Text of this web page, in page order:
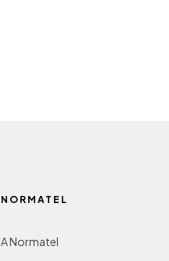
NORMATEL
A Normatel